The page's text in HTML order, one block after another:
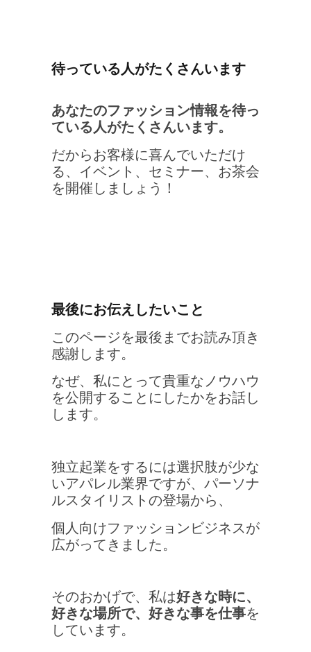
待っている人がたくさんいます
あなたのファッション情報を待っ
ている人がたくさんいます。
だからお客様に喜んでいただけ
る、イベント、セミナー、お茶会
を開催しましょう！
最後にお伝えしたいこと
このページを最後までお読み頂き
感謝します。
なぜ、私にとって貴重なノウハウ
を公開することにしたかをお話し
します。
独立起業をするには選択肢が少な
いアパレル業界ですが、 パーソナ
ルスタイリストの登場から、
個人向けファッションビジネスが
広がってきました。
そのおかげで、私は好きな時に、
好きな場所で、好きな事を仕事を
しています。